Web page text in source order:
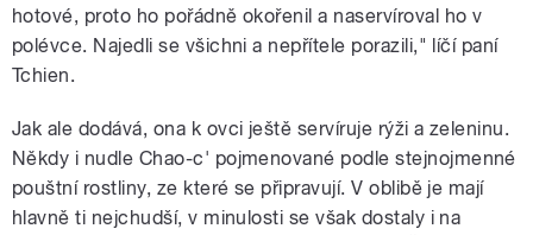
hotové, proto ho pořádně okořenil a naservíroval ho v
polévce. Najedli se všichni a nepřítele porazili," líčí paní
Tchien.
Jak ale dodává, ona k ovci ještě servíruje rýži a zeleninu.
Někdy i nudle Chao-c' pojmenované podle stejnojmenné
pouštní rostliny, ze které se připravují. V oblibě je mají
hlavně ti nejchudší, v minulosti se však dostaly i na